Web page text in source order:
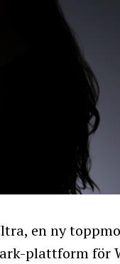
en ny
plattform för